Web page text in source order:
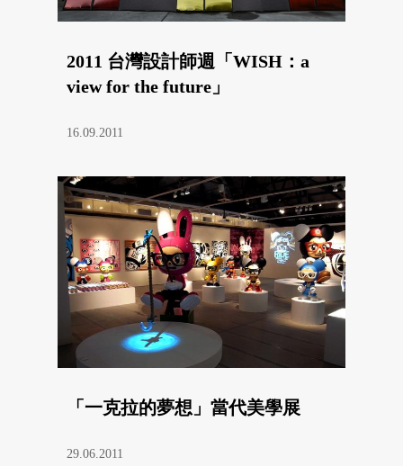
2011 台灣設計師週「WISH：a
view for the future」
16.09.2011
「一克拉的夢想」當代美學展
29.06.2011